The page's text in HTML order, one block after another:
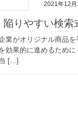
2021年12月
りやすい検索
業がオリジナル商品
効果的に進めるため
[…]